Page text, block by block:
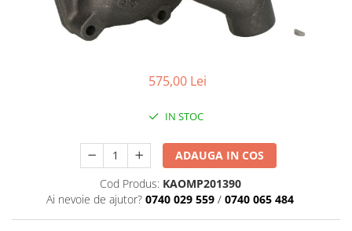
575,00 Lei
IN STOC
ADAUGA IN COS
Cod Produs: KAOMP201390
Ai nevoie de ajutor? 0740 029 559 / 0740 065 484